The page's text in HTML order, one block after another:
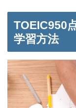
TOEIC950
学習方法